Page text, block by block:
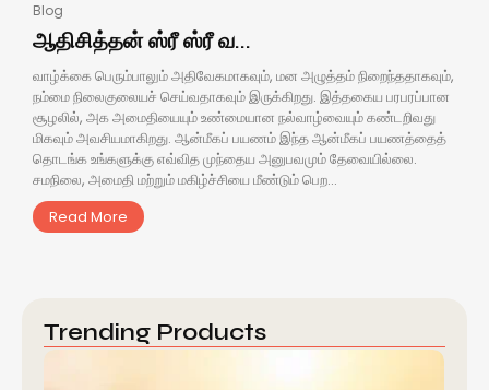
Blog
ஆதிசித்தன் ஸ்ரீ ஸ்ரீ வ...
வாழ்க்கை பெரும்பாலும் அதிவேகமாகவும், மன அழுத்தம் நிறைந்ததாகவும்,
நம்மை நிலைகுலையச் செய்வதாகவும் இருக்கிறது. இத்தகைய பரபரப்பான
சூழலில், அக அமைதியையும் உண்மையான நல்வாழ்வையும் கண்டறிவது
மிகவும் அவசியமாகிறது. ஆன்மீகப் பயணம் இந்த ஆன்மீகப் பயணத்தைத்
தொடங்க உங்களுக்கு எவ்வித முந்தைய அனுபவமும் தேவையில்லை.
சமநிலை, அமைதி மற்றும் மகிழ்ச்சியை மீண்டும் பெற...
Read More
Trending Products